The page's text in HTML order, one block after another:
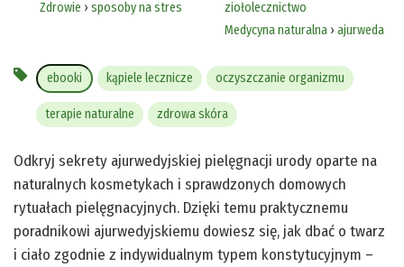
Zdrowie › sposoby na stres
ziołolecznictwo
Medycyna naturalna› ajurweda
ebooki kąpiele lecznicze oczyszczanie organizmu
terapie naturalne zdrowa skóra
Odkryj sekrety ajurwedyjskiej pielęgnacji urody oparte na
naturalnych kosmetykach i sprawdzonych domowych
rytuałach pielęgnacyjnych. Dzięki temu praktycznemu
poradnikowi ajurwedyjskiemu dowiesz się, jak dbać o twarz
i ciało zgodnie z indywidualnym typem konstytucyjnym –